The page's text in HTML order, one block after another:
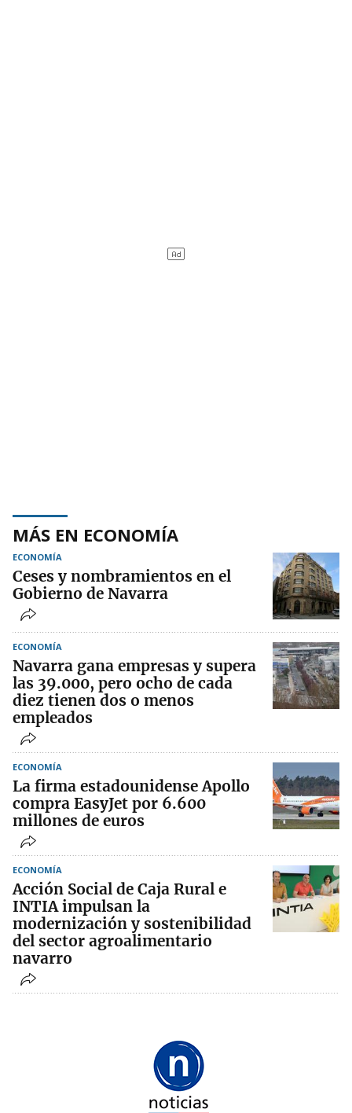
MÁS EN ECONOMÍA
ECONOMÍA
Ceses y nombramientos en el
Gobierno de Navarra
ECONOMÍA
Navarra gana empresas y supera
las 39.000, pero ocho de cada
diez tienen dos o menos
empleados
ECONOMÍA
La firma estadounidense Apollo
compra EasyJet por 6.600
millones de euros
ECONOMÍA
Acción Social de Caja Rural e
INTIA impulsan la
modernización y sostenibilidad
del sector agroalimentario
navarro